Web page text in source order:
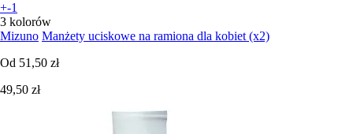
+-1
3 kolorów
Mizuno Manżety uciskowe na ramiona dla kobiet (x2)
Od 51,50 zł
49,50 zł